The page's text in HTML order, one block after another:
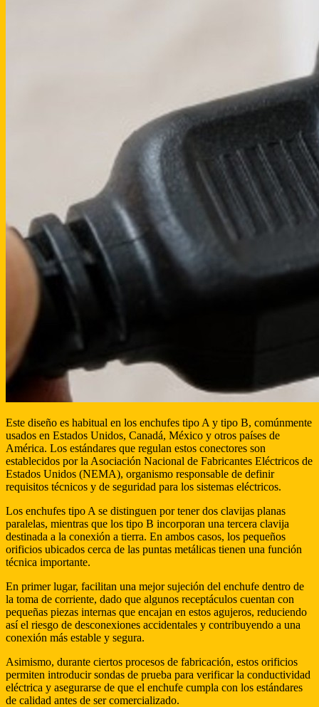
Este diseño es habitual en los enchufes tipo A y tipo B, comúnmente
usados en Estados Unidos, Canadá, México y otros países de
América. Los estándares que regulan estos conectores son
establecidos por la Asociación Nacional de Fabricantes Eléctricos de
Estados Unidos (NEMA), organismo responsable de definir
requisitos técnicos y de seguridad para los sistemas eléctricos.
Los enchufes tipo A se distinguen por tener dos clavijas planas
paralelas, mientras que los tipo B incorporan una tercera clavija
destinada a la conexión a tierra. En ambos casos, los pequeños
orificios ubicados cerca de las puntas metálicas tienen una función
técnica importante.
En primer lugar, facilitan una mejor sujeción del enchufe dentro de
la toma de corriente, dado que algunos receptáculos cuentan con
pequeñas piezas internas que encajan en estos agujeros, reduciendo
así el riesgo de desconexiones accidentales y contribuyendo a una
conexión más estable y segura.
Asimismo, durante ciertos procesos de fabricación, estos orificios
permiten introducir sondas de prueba para verificar la conductividad
eléctrica y asegurarse de que el enchufe cumpla con los estándares
de calidad antes de ser comercializado.